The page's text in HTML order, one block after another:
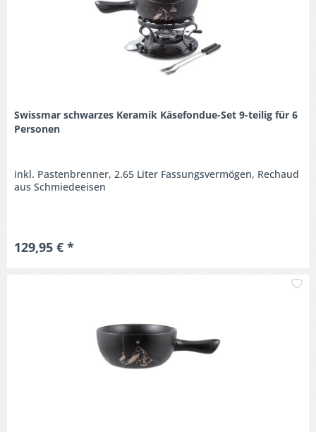
Swissmar schwarzes Keramik Käsefondue-Set 9-teilig für 6
Personen
inkl. Pastenbrenner, 2.65 Liter Fassungsvermögen, Rechaud
aus Schmiedeeisen
129,95 € *